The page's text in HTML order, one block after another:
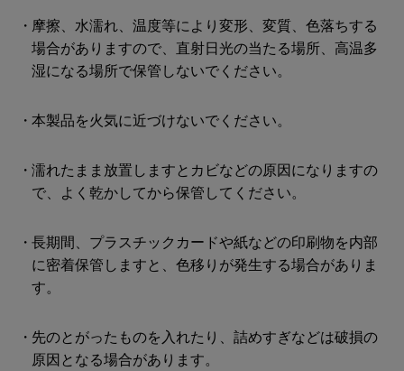
摩擦、水濡れ、温度等により変形、変質、色落ちする
場合がありますので、直射日光の当たる場所、高温多
湿になる場所で保管しないでください。
本製品を火気に近づけないでください。
濡れたまま放置しますとカビなどの原因になりますの
で、よく乾かしてから保管してください。
長期間、プラスチックカードや紙などの印刷物を内部
に密着保管しますと、色移りが発生する場合がありま
す。
先のとがったものを入れたり、詰めすぎなどは破損の
原因となる場合があります。